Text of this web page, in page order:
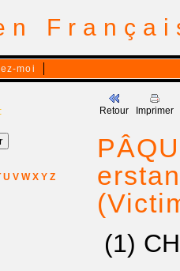
moi
U V W X Y Z
Retour Imprimer
(1)